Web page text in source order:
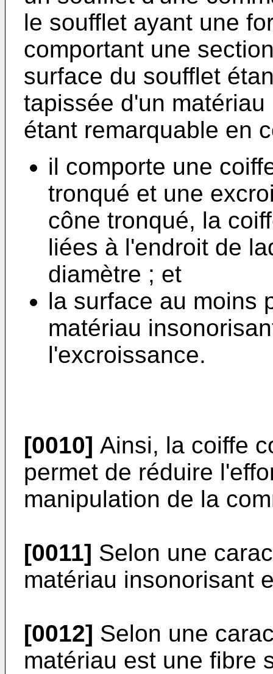
le soufflet ayant une
comportant une
surface du soufflet
tapissée d'un
étant remarquable en
il comporte une
tronqué et une
cône tronqué, la
liées à l'endroit de
diamètre ; et
la surface au moins
matériau
l'excroissance.
[0010] Ainsi, la coiffe
permet de réduire
manipulation de la
[0011] Selon une
matériau insonorisant
[0012] Selon une
matériau est une fibre